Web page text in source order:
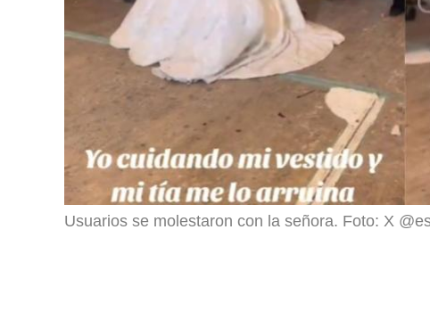
Usuarios se molestaron con la señora. Foto: X